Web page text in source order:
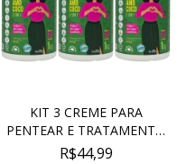
KIT 3 CREME PARA
PENTEAR E TRATAMENTO
2...
R$44,99